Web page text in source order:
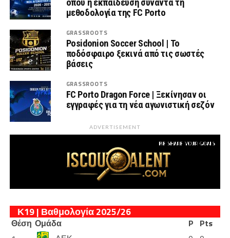
όπου η εκπαίδευση συναντά τη
μεθοδολογία της FC Porto
GRASSROOTS
Posidonion Soccer School | Το
ποδόσφαιρο ξεκινά από τις σωστές
βάσεις
GRASSROOTS
FC Porto Dragon Force | Ξεκίνησαν οι
εγγραφές για τη νέα αγωνιστική σεζόν
ADVERTISEMENT
Κ19 | Βαθμολογία 2025/26
Θέση Ομάδα P Pts